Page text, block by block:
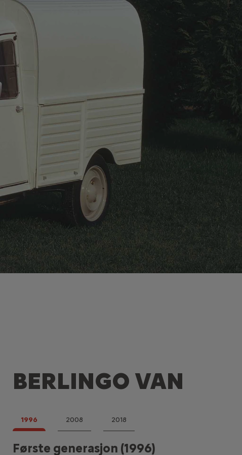
har
AK400, men
aerodynamiske
produsert over
av C15.
Citroën C15 banet vei for en ny generasjon varebiler.
produsert i over 1 million eksemplarer i løpet av 20 år.
Med nyttelast på opptil 765 kg var den enestående i
segment, og lastevolumet, størrelsen og prisen
perfekt varebil for mange bedrifter.
Les mer på Citroën origins
BERLINGO VAN
Første generasjon (1996)
Andre generasjon (2008)
Tredje generasjon (2018)
1996 2008 2018